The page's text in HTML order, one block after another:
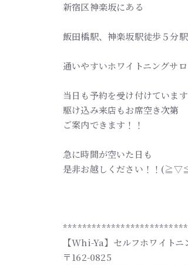
新宿区神楽坂にある
飯田橋駅、神楽坂駅徒歩５分
通いやすいホワイトニングサ
当日も予約を受け付けてい
駆け込み来店もお席空き次第
ご案内できます！！
急に時間が空いた日も
是非お越しください！！
【Whi-Ya】セルフホワイト
〒162-0825